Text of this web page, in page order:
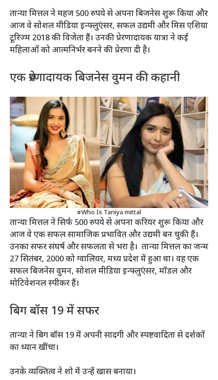
तान्या मित्तल ने महज 500 रुपये से अपना बिजनेस शुरू किया और
आज वे सोशल मीडिया इन्फ्लुएंसर, सफल उद्यमी और मिस एशिया
टूरिज्म 2018 की विजेता हैं। उनकी प्रेरणादायक यात्रा ने कई
महिलाओं को आत्मनिर्भर बनने की प्रेरणा दी है।
एक प्रेरणादायक बिजनेस वुमन की कहानी
#Who Is Taniya mittal
तान्या मित्तल ने सिर्फ 500 रुपये से अपना करियर शुरू किया और
आज वे एक सफल सामाजिक प्रभावित और उद्यमी बन चुकी हैं।
उनका सफर संघर्ष और सफलता से भरा है। तान्या मित्तल का जन्म
27 सितंबर, 2000 को ग्वालियर, मध्य प्रदेश में हुआ था। वह एक
सफल बिजनेस वुमन, सोशल मीडिया इन्फ्लुएंसर, मॉडल और
मोटिवेशनल स्पीकर हैं।
बिग बॉस 19 में सफर
तान्या ने बिग बॉस 19 में अपनी सादगी और स्पष्टवादिता से दर्शकों
का ध्यान खींचा।
उनके व्यक्तित्व ने शो में उन्हें खास बनाया।